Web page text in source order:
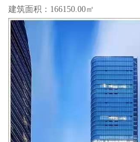
建筑面积：166150.00㎡